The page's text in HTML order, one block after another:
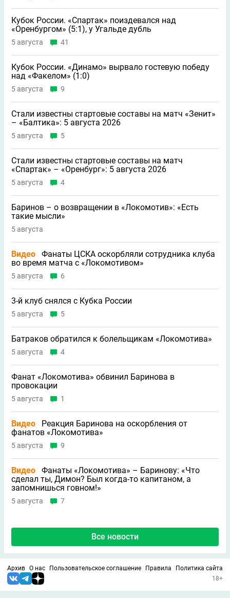
Кубок России. «Спартак» поиздевался над
«Оренбургом» (5:1), у Угальде дубль
5 августа 41
Кубок России. «Динамо» вырвало гостевую победу
над «Факелом» (1:0)
5 августа 9
Стали известны стартовые составы на матч «Зенит»
– «Балтика»: 5 августа 2026
5 августа 5
Стали известны стартовые составы на матч
«Спартак» – «Оренбург»: 5 августа 2026
5 августа 4
Баринов – о возвращении в «Локомотив»: «Есть
такие мысли»
5 августа
Видео
Фанаты ЦСКА оскорбляли сотрудника клуба
во время матча с «Локомотивом»
5 августа 6
3-й клуб снялся с Кубка России
5 августа 5
Батраков обратился к болельщикам «Локомотива»
5 августа 4
Фанат «Локомотива» обвинил Баринова в
провокации
5 августа 1
Видео
Реакция Баринова на оскорбления от
фанатов «Локомотива»
5 августа 9
Видео
Фанаты «Локомотива» – Баринову: «Что
сделал ты, Димон? Был когда-то капитаном, а
запомнишься говном!»
5 августа 7
Все новости
Архив О нас Пользовательское соглашение Правила
Политика сайта
18+